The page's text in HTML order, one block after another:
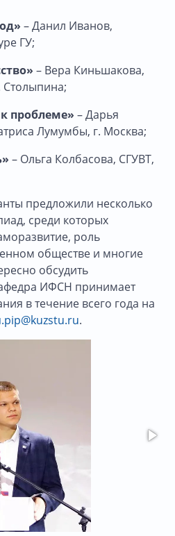
– Данил Иванов,
ГУ;
– Вера Киньшакова,
проблеме» – Дарья
Лумумбы, г. Москва;
– Ольга Колбасова, СГУВТ,
предложили несколько
среди которых
роль
обществе и многие
обсудить
ИФСН принимает
в течение всего года на
.